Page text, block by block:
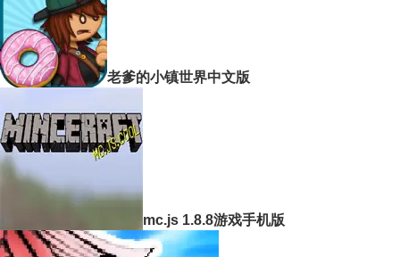
老爹的小镇世界中文版
mc.js 1.8.8游戏手机版